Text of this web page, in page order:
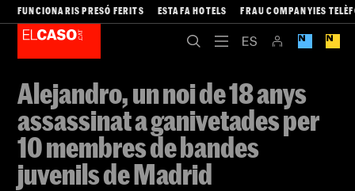
FUNCIONARIS PRESÓ FERITS ESTAFA HOTELS FRAU COMPANYIES
Alejandro, un noi de 18 anys
assassinat a ganivetades per
10 membres de bandes
juvenils de Madrid